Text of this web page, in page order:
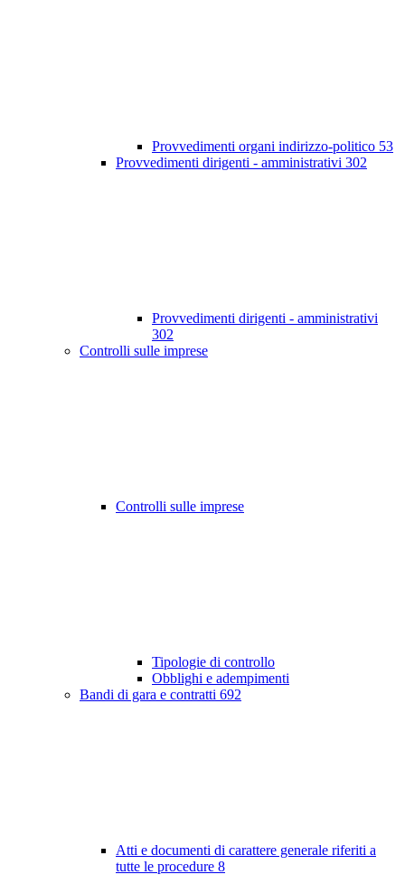
Provvedimenti organi indirizzo-politico 53
Provvedimenti dirigenti - amministrativi 302
Provvedimenti dirigenti - amministrativi
302
Controlli sulle imprese
Controlli sulle imprese
Tipologie di controllo
Obblighi e adempimenti
Bandi di gara e contratti 692
Atti e documenti di carattere generale riferiti a
tutte le procedure 8